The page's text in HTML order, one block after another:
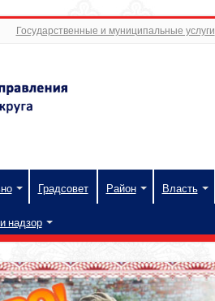
Государственные и муниципальные услуги
Градсовет Район Власть
надзор